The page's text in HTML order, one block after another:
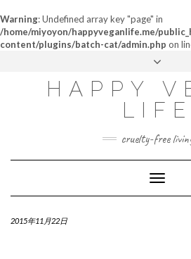
Warning: Undefined array key "page" in
/home/miyoyon/happyveganlife.me/
content/plugins/batch-cat/admin.php on
ABOUT
MY STORY
CONTACT
HAPPY
LIFE
cruelty-free
Toggle
2015年11月22日